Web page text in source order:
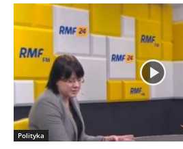
Polityka